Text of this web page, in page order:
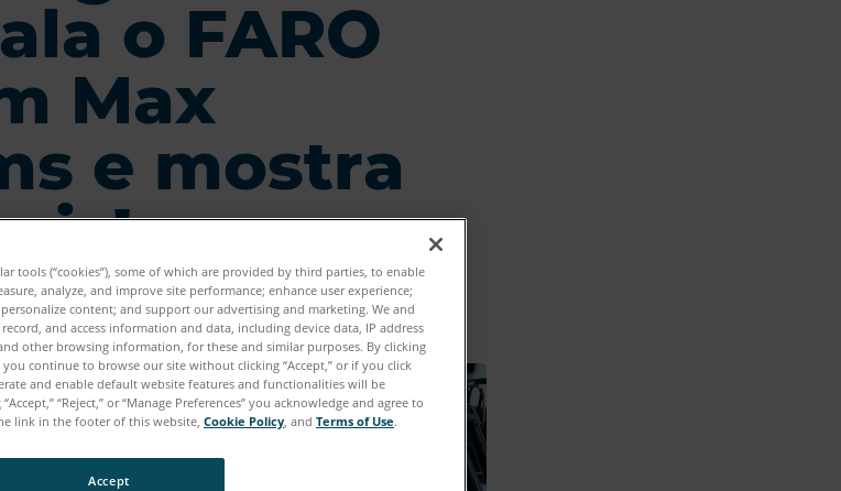
o FARO
Max
e mostra
tools (“cookies”), some of which are provided by third parties, to enable
analyze, and improve site performance; enhance user experience;
content; and support our advertising and marketing. We and
and access information and data, including device data, IP address
other browsing information, for these and similar purposes. By clicking
continue to browse our site without clicking “Accept,” or if you click
and enable default website features and functionalities will be
“Reject,” or “Manage Preferences” you acknowledge and agree to
link in the footer of this website, Cookie Policy, and Terms of Use.
Accept